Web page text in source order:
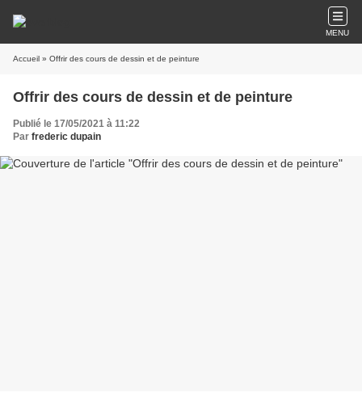
MENU
Accueil » Offrir des cours de dessin et de peinture
Offrir des cours de dessin et de peinture
Publié le 17/05/2021 à 11:22
Par frederic dupain